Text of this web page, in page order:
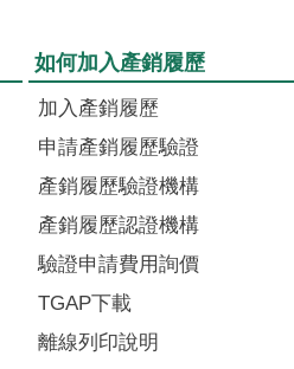
如何加入產銷履歷
加入產銷履歷
申請產銷履歷驗證
產銷履歷驗證機構
產銷履歷認證機構
驗證申請費用詢價
TGAP下載
離線列印說明